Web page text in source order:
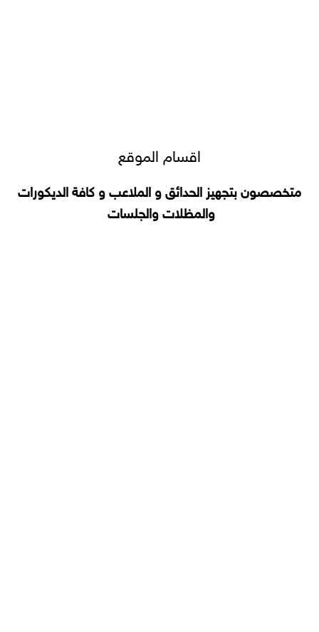
اقسام الموقع
متخصصون بتجهيز الحدائق و الملاعب و كافة الديكورات
والمظلات والجلسات